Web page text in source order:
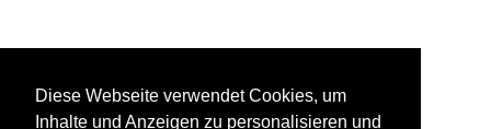
Diese Webseite verwendet Cookies, um
Inhalte und Anzeigen zu personalisieren und